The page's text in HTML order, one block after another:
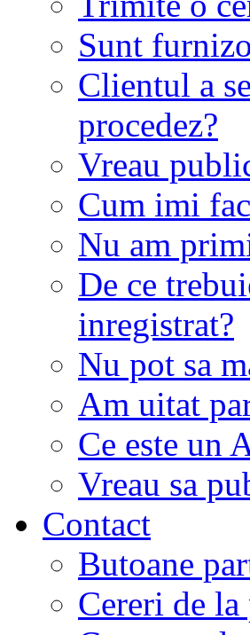
Sunt
Clientul a
procedez?
Vreau
Cum imi
Nu am
De ce
inregistrat?
Nu pot sa
Am uitat
Ce este un
Vreau sa
Contact
Butoane
Cereri de